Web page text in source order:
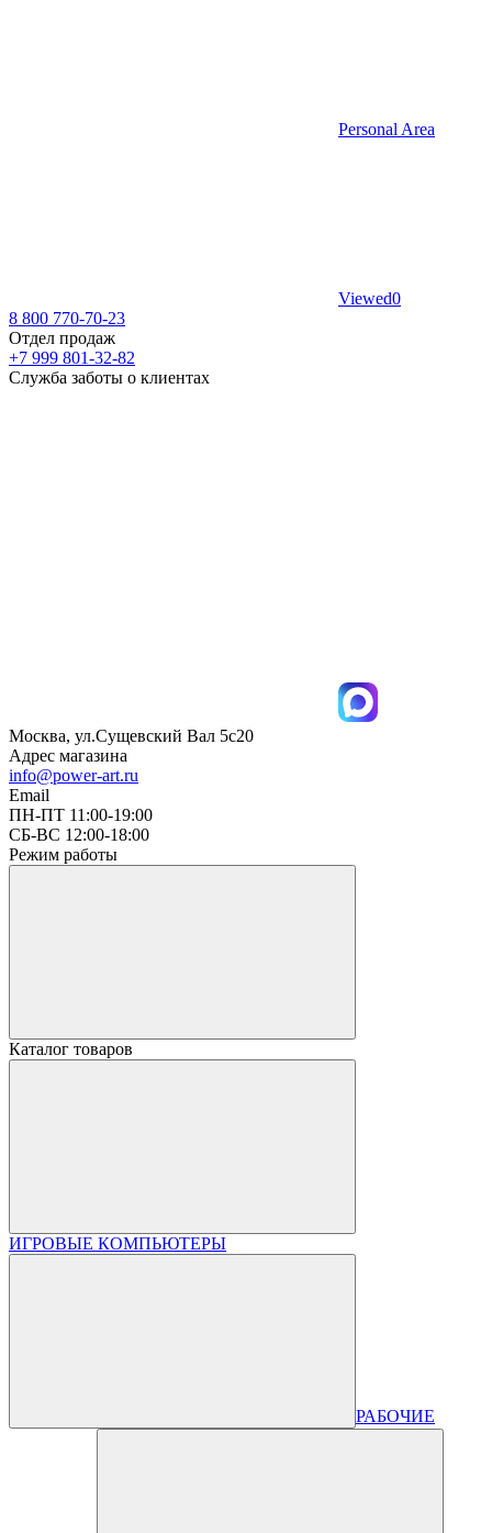
Personal Area
Viewed0
8 800 770-70-23
Отдел продаж
+7 999 801-32-82
Служба заботы о клиентах
Москва, ул.Сущевский Вал 5с20
Адрес магазина
info@power-art.ru
Email
ПН-ПТ 11:00-19:00
СБ-ВС 12:00-18:00
Режим работы
Каталог товаров
ИГРОВЫЕ КОМПЬЮТЕРЫ
РАБОЧИЕ